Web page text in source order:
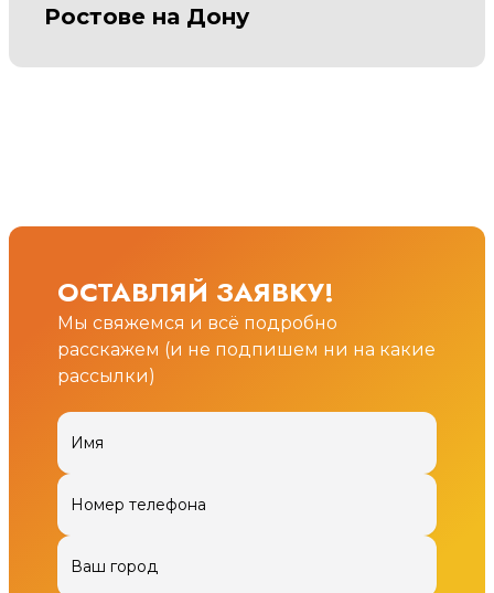
Ростове на Дону
ОСТАВЛЯЙ ЗАЯВКУ!
Мы свяжемся и всё подробно
расскажем (и не подпишем ни на какие
рассылки)
Имя
Номер телефона
Ваш город